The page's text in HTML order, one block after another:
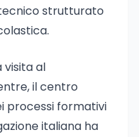
strutturato
visita al
il centro
processi formativi
italiana ha